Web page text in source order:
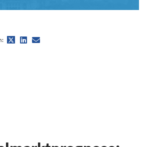
TwitterLinkedIn
E-
Mail